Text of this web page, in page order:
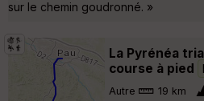
sur le chemin goudronné. »
La Pyrénéa
course à pied
Autre 19 km